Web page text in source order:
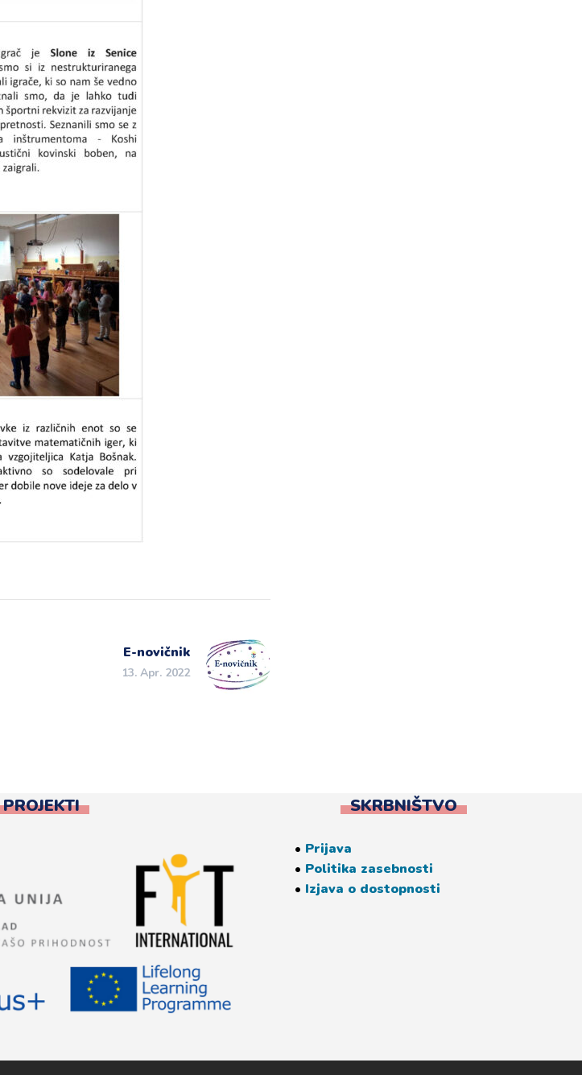
E-novičnik
13. Apr. 2022
PROJEKTI SKRBNIŠTVO
• Prijava
• Politika zasebnosti
• Izjava o dostopnosti